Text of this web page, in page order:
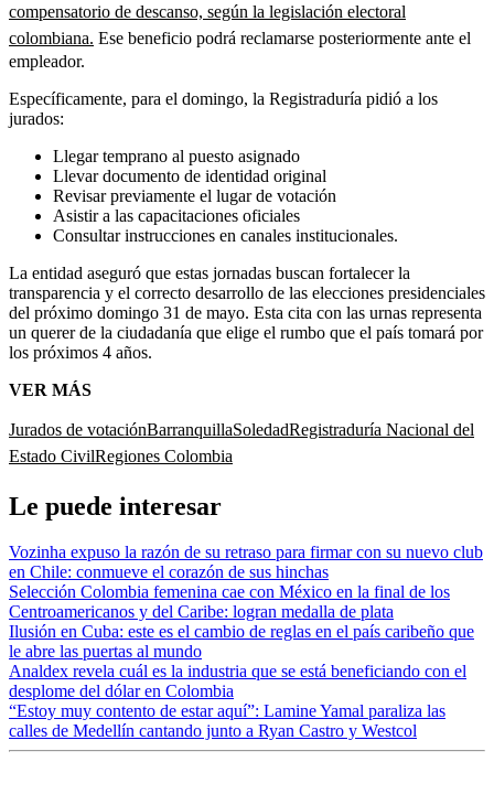
compensatorio de descanso, según la legislación electoral
colombiana. Ese beneficio podrá reclamarse posteriormente ante el
empleador.
Específicamente, para el domingo, la Registraduría pidió a los
jurados:
Llegar temprano al puesto asignado
Llevar documento de identidad original
Revisar previamente el lugar de votación
Asistir a las capacitaciones oficiales
Consultar instrucciones en canales institucionales.
La entidad aseguró que estas jornadas buscan fortalecer la
transparencia y el correcto desarrollo de las elecciones presidenciales
del próximo domingo 31 de mayo. Esta cita con las urnas representa
un querer de la ciudadanía que elige el rumbo que el país tomará por
los próximos 4 años.
VER MÁS
Jurados de votaciónBarranquillaSoledadRegistraduría Nacional del
Estado CivilRegiones Colombia
Le puede interesar
Vozinha expuso la razón de su retraso para firmar con su nuevo club
en Chile: conmueve el corazón de sus hinchas
Selección Colombia femenina cae con México en la final de los
Centroamericanos y del Caribe: logran medalla de plata
Ilusión en Cuba: este es el cambio de reglas en el país caribeño que
le abre las puertas al mundo
Analdex revela cuál es la industria que se está beneficiando con el
desplome del dólar en Colombia
“Estoy muy contento de estar aquí”: Lamine Yamal paraliza las
calles de Medellín cantando junto a Ryan Castro y Westcol